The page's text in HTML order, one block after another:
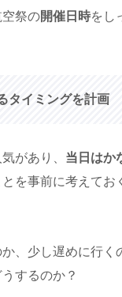
空祭の開催日時をし
タイミングを計画
があり、 当日はか
を事前に考えてお
か、少し遅めに行く
するのか？